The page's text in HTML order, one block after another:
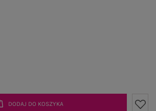
DODAJ DO KOSZYKA